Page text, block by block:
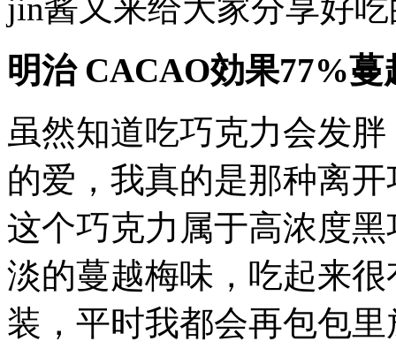
jin酱又来给大家分享好
明治 CACAO効果77%
虽然知道吃巧克力会发
的爱，我真的是那种离
这个巧克力属于高浓度
淡的蔓越梅味，吃起来
装，平时我都会再包包